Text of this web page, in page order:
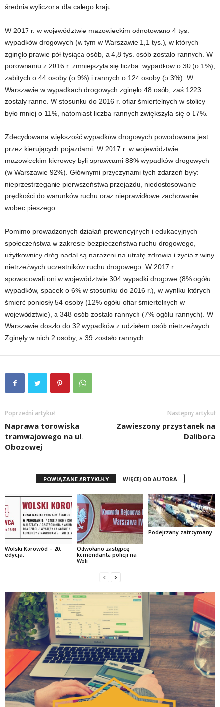
średnia wyliczona dla całego kraju.
W 2017 r. w województwie mazowieckim odnotowano 4 tys.
wypadków drogowych (w tym w Warszawie 1,1 tys.), w których
zginęło prawie pół tysiąca osób, a 4,8 tys. osób zostało rannych. W
porównaniu z 2016 r. zmniejszyła się liczba: wypadków o 30 (o 1%),
zabitych o 44 osoby (o 9%) i rannych o 124 osoby (o 3%). W
Warszawie w wypadkach drogowych zginęło 48 osób, zaś 1223
zostały ranne. W stosunku do 2016 r. ofiar śmiertelnych w stolicy
było mniej o 11%, natomiast liczba rannych zwiększyła się o 17%.
Zdecydowana większość wypadków drogowych powodowana jest
przez kierujących pojazdami. W 2017 r. w województwie
mazowieckim kierowcy byli sprawcami 88% wypadków drogowych
(w Warszawie 92%). Głównymi przyczynami tych zdarzeń były:
nieprzestrzeganie pierwszeństwa przejazdu, niedostosowanie
prędkości do warunków ruchu oraz nieprawidłowe zachowanie
wobec pieszego.
Pomimo prowadzonych działań prewencyjnych i edukacyjnych
społeczeństwa w zakresie bezpieczeństwa ruchu drogowego,
użytkownicy dróg nadal są narażeni na utratę zdrowia i życia z winy
nietrzeźwych uczestników ruchu drogowego. W 2017 r.
spowodowali oni w województwie 304 wypadki drogowe (8% ogółu
wypadków, spadek o 6% w stosunku do 2016 r.), w wyniku których
śmierć poniosły 54 osoby (12% ogółu ofiar śmiertelnych w
województwie), a 348 osób zostało rannych (7% ogółu rannych). W
Warszawie doszło do 32 wypadków z udziałem osób nietrzeźwych.
Zginęły w nich 2 osoby, a 39 zostało rannych
Poprzedni artykuł
Naprawa torowiska
tramwajowego na ul.
Obozowej
Następny artykuł
Zawieszony przystanek na
Dalibora
POWIĄZANE ARTYKUŁY WIĘCEJ OD AUTORA
Wolski Korowód – 20.
edycja.
Odwołano zastępcę
komendanta policji na
Woli
Podejrzany zatrzymany